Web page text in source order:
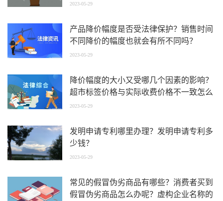
2023-05-29
产品降价幅度是否受法律保护？销售时间
不同降价的幅度也就会有所不同吗？
2023-05-29
降价幅度的大小又受哪几个因素的影响？
超市标签价格与实际收费价格不一致怎么
办？
2023-05-29
发明申请专利哪里办理？发明申请专利多
少钱？
2023-05-29
常见的假冒伪劣商品有哪些？消费者买到
假冒伪劣商品怎么办呢？虚构企业名称的